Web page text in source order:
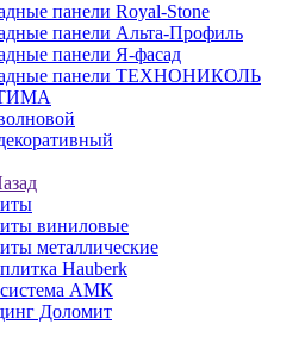
панели Royal-Stone
панели Альта-Профиль
панели Я-фасад
панели ТЕХНОНИКОЛЬ
виниловые
металлические
Hauberk
система АМК
Доломит